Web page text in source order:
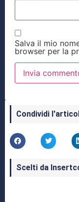
Salva il mio
browser per la
Condividi
Scelti da